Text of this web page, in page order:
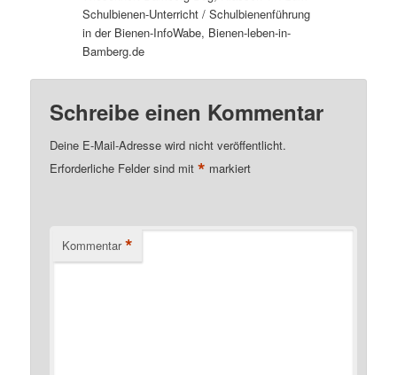
Schulbienen-Unterricht / Schulbienenführung
in der Bienen-InfoWabe, Bienen-leben-in-
Bamberg.de
Schreibe einen Kommentar
Deine E-Mail-Adresse wird nicht veröffentlicht.
Erforderliche Felder sind mit* markiert
Kommentar *